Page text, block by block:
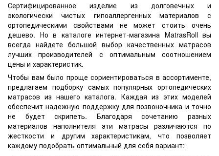
Сертифицированное изделие из долговечных и
экологически чистых гипоаллергенных материалов с
ортопедическими свойствами не может стоить очень
дешево. Но в каталоге интернет-магазина MatrasRoll вы
всегда найдете большой выбор качественных матрасов
лучших производителей с оптимальным соотношением
цены и характеристик.
Чтобы вам было проще сориентироваться в ассортименте,
предлагаем подборку самых популярных ортопедических
матрасов из нашего каталога. Каждая из этих моделей
обеспечит надежную поддержку для позвоночника и точно
не будет скрипеть. Благодаря сочетанию разных
материалов наполнителя эти матрасы различаются по
жесткости и другим характеристикам, что позволяет
каждому подобрать оптимальный для себя вариант: